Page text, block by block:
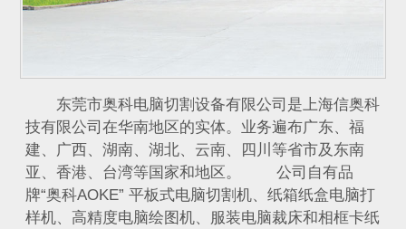
东莞市奥科电脑切割设备有限公司是上海信奥科
技有限公司在华南地区的实体。业务遍布广东、福
建、广西、湖南、湖北、云南、四川等省市及东南
亚、香港、台湾等国家和地区。 公司自有品
牌“奥科AOKE” 平板式电脑切割机、纸箱纸盒电脑打
样机、高精度电脑绘图机、服装电脑裁床和相框卡纸